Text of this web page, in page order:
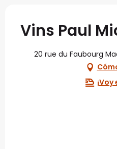
Vins Paul
20 rue du Faubourg
¡Voy